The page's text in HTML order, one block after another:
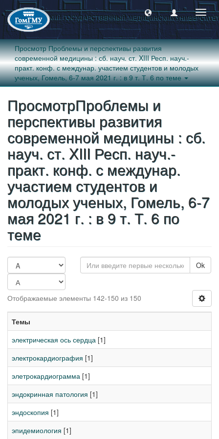
Просмотр Проблемы и перспективы развития
современной медицины : сб. науч. ст. XIII Респ. науч.-
практ. конф. с междунар. участием студентов и молодых
ученых, Гомель, 6-7 мая 2021 г. : в 9 т. Т. 6 по теме
ПросмотрПроблемы и
перспективы развития
современной медицины : сб.
науч. ст. XIII Респ. науч.-
практ. конф. с междунар.
участием студентов и
молодых ученых, Гомель, 6-7
мая 2021 г. : в 9 т. Т. 6 по
теме
Ok
Отображаемые элементы 142-150 из 150
Темы
электрическая ось сердца [1]
электрокардиография [1]
элетрокардиограмма [1]
эндокринная патология [1]
эндоскопия [1]
эпидемиология [1]